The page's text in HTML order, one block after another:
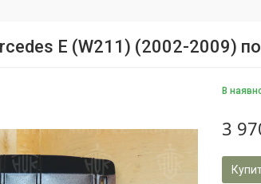
E (W211) (2002-2009)
В
3